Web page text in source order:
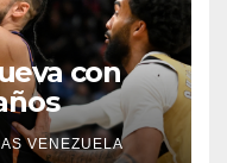
con
VENEZUELA